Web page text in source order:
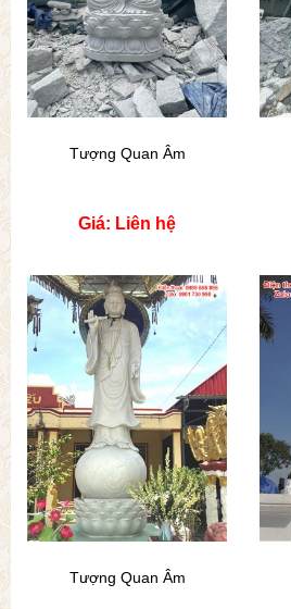
Tượng Quan Âm
Giá: Liên hệ
Tượng Quan Âm